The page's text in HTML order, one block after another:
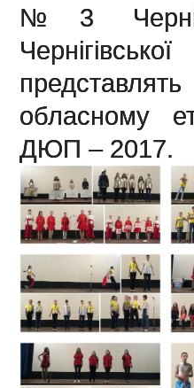
№3
обласному
ДЮП – 2017.